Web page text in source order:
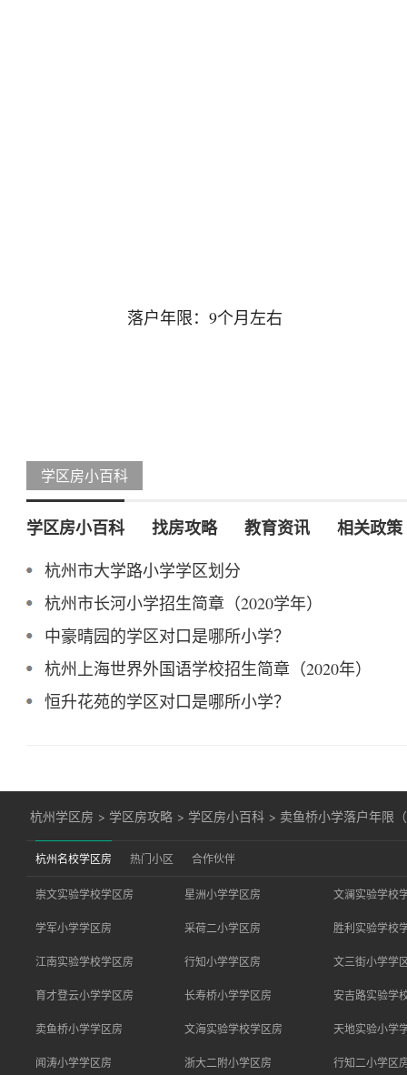
落户年限：9个月左右
学区房小百科
学区房小百科 找房攻略 教育资讯 相关政策
杭州市大学路小学学区划分
杭州市长河小学招生简章（2020学年）
中豪晴园的学区对口是哪所小学？
杭州上海世界外国语学校招生简章（2020年）
恒升花苑的学区对口是哪所小学？
杭州学区房 > 学区房攻略 > 学区房小百科 > 卖鱼桥小学落户年限
杭州名校学区房 热门小区 合作伙伴
崇文实验学校学区房 星洲小学学区房 文澜实验学校
学军小学学区房 采荷二小学区房 胜利实验学校
江南实验学校学区房 行知小学学区房 文三街小学学
育才登云小学学区房 长寿桥小学学区房 安吉路实验学
卖鱼桥小学学区房 文海实验学校学区房 天地实验小学
闻涛小学学区房 浙大二附小学区房 行知二小学区